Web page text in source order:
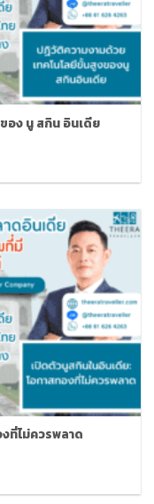
อง นู สกิน อินเดีย
ที่ไม่ควรพลาด